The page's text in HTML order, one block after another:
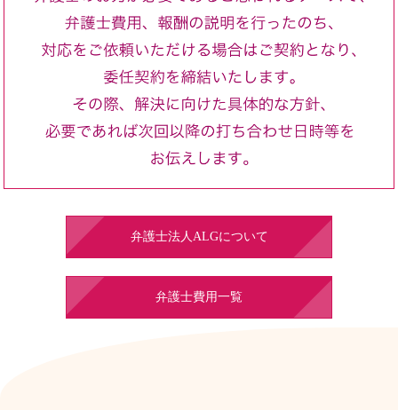
弁護士法人ALGについて
弁護士費用一覧